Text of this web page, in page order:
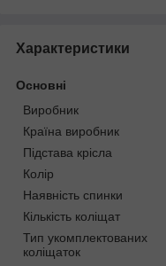
Характеристики
Основні
Виробник
Країна виробник
Підстава крісла
Колір
Наявність спинки
Кількість коліщат
Тип укомплектованих
коліщаток